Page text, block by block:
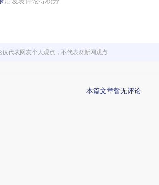
仅代表网友个人观点，不代表财新网观点
本篇文章暂无评论